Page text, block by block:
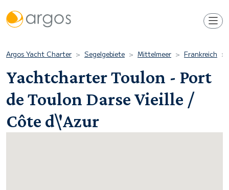
Argos Yacht Charter Segelgebiete Mittelmeer Frankreich
Yachtcharter Toulon - Port
de Toulon Darse Vieille /
Côte d\'Azur